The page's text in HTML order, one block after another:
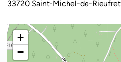
33720 Saint-Michel-de-Rieufret
+
−